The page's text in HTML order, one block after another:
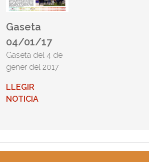
Gaseta
04/01/17
Gaseta del 4 de
gener del 2017
LLEGIR
NOTICIA